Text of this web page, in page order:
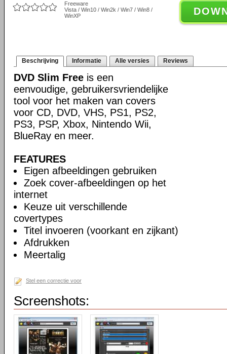
Freeware
Vista / Win10 / Win2k / Win7 / Win8 /
WinXP
Beschrijving Informatie Alle versies Reviews
DVD Slim Free is een
eenvoudige, gebruikersvriendelijke
tool voor het maken van covers
voor CD, DVD, VHS, PS1, PS2,
PS3, PSP, Xbox, Nintendo Wii,
BlueRay en meer.
FEATURES
Eigen afbeeldingen gebruiken
Zoek cover-afbeeldingen op het
internet
Keuze uit verschillende
covertypes
Titel invoeren (voorkant en zijkant)
Afdrukken
Meertalig
Stel een correctie voor
Screenshots: